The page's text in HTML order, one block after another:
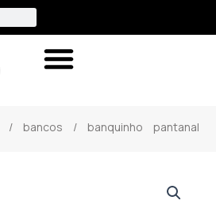
/ bancos / banquinho pantanal